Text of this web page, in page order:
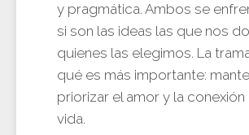
y pragmática. Ambos se
si son las ideas las que nos
quienes las elegimos. La
qué es más importante:
priorizar el amor y la
vida.